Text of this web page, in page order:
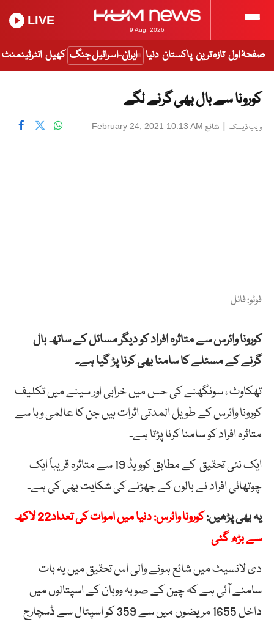
9 Aug, 2026
LIVE
صفحۂ اول تازہ ترین پاکستان دنیا ایران-اسرائیل جنگ کھیل انٹرٹینمنٹ
کورونا سے بال بھی گرنے لگے
ویب ڈیسک | شائع February 24, 2021 10:13 AM
فوٹو: فائل
کورونا وائرس سے متاثرہ افراد کو دیگر مسائل کے ساتھ بال
گرنے کے مسئلے کا سامنا بھی کرنا پڑ گیا ہے۔
تھکاوٹ ، سونگھنے کی حس میں خرابی اور سینے میں تکلیف
کورونا وائرس کے طویل المدتی اثرات ہیں جن کا عالمی وبا سے
متاثرہ افراد کو سامنا کرنا پڑتا ہے۔
ایک نئی تحقیق کے مطابق کوویڈ 19 سے متاثرہ قریباً ایک
چوتھائی افراد نے بالوں کے جھڑنے کی شکایت بھی کی ہے۔
یہ بھی پڑھیں:
کورونا وائرس: دنیا میں اموات کی تعداد22 لاکھ
سے بڑھ گئی
دی لانسیٹ میں شائع ہونے والی اس تحقیق میں یہ بات
سامنے آئی ہے کہ چین کے صوبہ ووہان کے اسپتالوں میں
داخل 1655 مریضوں میں سے 359 کو اسپتال سے ڈسچارج